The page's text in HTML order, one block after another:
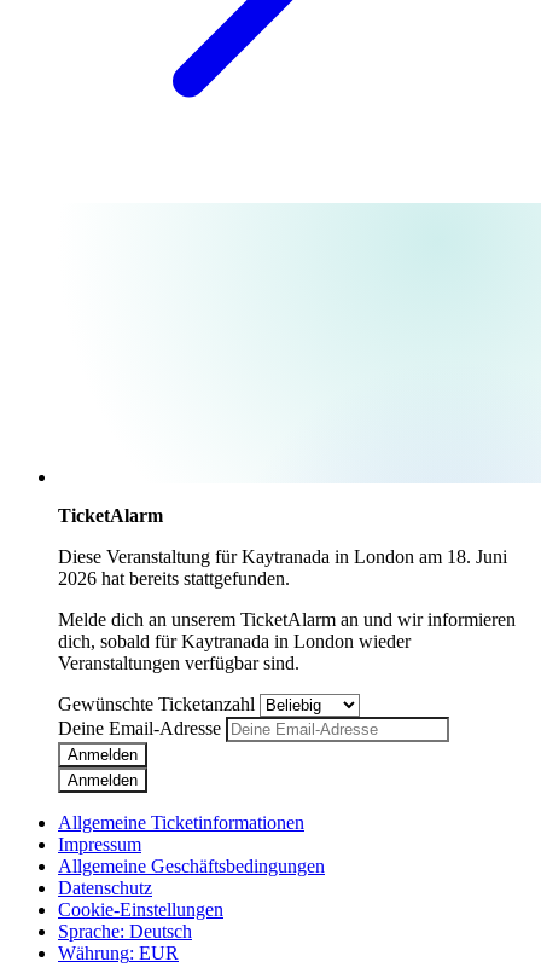
TicketAlarm
Diese Veranstaltung fürKaytranada in London am 18. Juni
2026 hat bereits stattgefunden.
Melde dich an unserem TicketAlarm an und wir informieren
dich, sobald fürKaytranada in London wieder
Veranstaltungen verfügbar sind.
Gewünschte Ticketanzahl
Deine Email-Adresse
Anmelden
Anmelden
Allgemeine Ticketinformationen
Impressum
Allgemeine Geschäftsbedingungen
Datenschutz
Cookie-Einstellungen
Sprache: Deutsch
Währung: EUR